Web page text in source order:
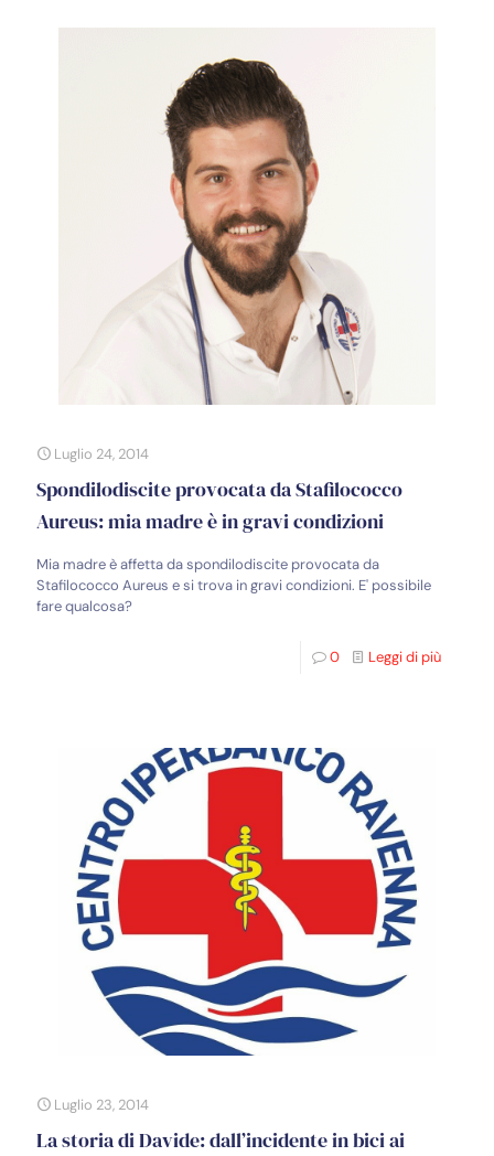
Luglio 24, 2014
Spondilodiscite provocata da Stafilococco
Aureus: mia madre è in gravi condizioni
Mia madre è affetta da spondilodiscite provocata da
Stafilococco Aureus e si trova in gravi condizioni. E' possibile
fare qualcosa?
0 Leggi di più
Luglio 23, 2014
La storia di Davide: dall’incidente in bici ai